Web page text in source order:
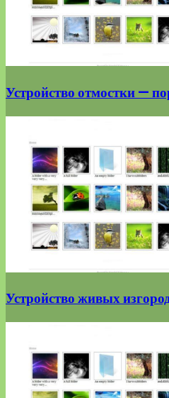
Устройство отмостки —
Устройство живых